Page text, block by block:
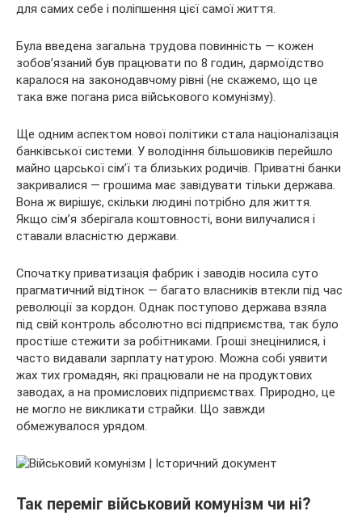
для самих себе і поліпшення цієї самої життя.
Була введена загальна трудова повинність — кожен
зобов’язаний був працювати по 8 годин, дармоїдство
каралося на законодавчому рівні (не скажемо, що це
така вже погана риса військового комунізму).
Ще одним аспектом нової політики стала націоналізація
банківської системи. У володіння більшовиків перейшло
майно царської сім’ї та близьких родичів. Приватні банки
закривалися — грошима має завідувати тільки держава.
Вона ж вирішує, скільки людині потрібно для життя.
Якщо сім’я зберігала коштовності, вони вилучалися і
ставали власністю держави.
Спочатку приватизація фабрик і заводів носила суто
прагматичний відтінок — багато власників втекли під час
революції за кордон. Однак поступово держава взяла
під свій контроль абсолютно всі підприємства, так було
простіше стежити за робітниками. Гроші знецінилися, і
часто видавали зарплату натурою. Можна собі уявити
жах тих громадян, які працювали не на продуктових
заводах, а на промислових підприємствах. Природно, це
не могло не викликати страйки. Що завжди
обмежувалося урядом.
Так переміг військовий комунізм чи ні?